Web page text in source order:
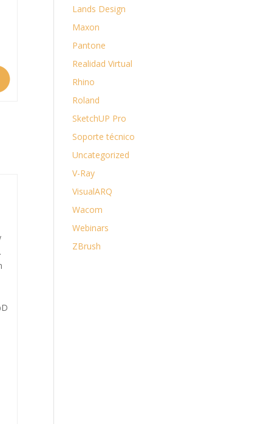
Lands Design
Maxon
Pantone
Realidad Virtual
Rhino
Roland
SketchUP Pro
Soporte técnico
Uncategorized
V-Ray
VisualARQ
Wacom
Webinars
ZBrush